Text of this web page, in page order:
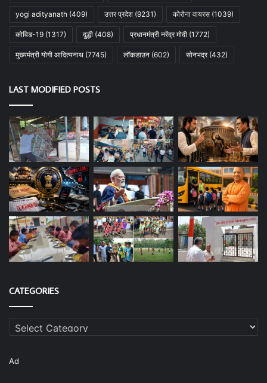
yogi adityanath (409) उत्तर प्रदेश (9231) कोरोना वायरस (1039)
कोविड-19 (1317) दुद्धी (408) प्रधानमंत्री नरेंद्र मोदी (1772)
मुख्यमंत्री योगी आदित्यनाथ (7745) लॉकडाउन (602) सोनभद्र(432)
LAST MODIFIED POSTS
CATEGORIES
Categories
Ad